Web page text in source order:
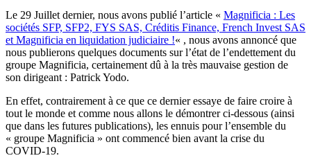
Le 29 Juillet dernier, nous avons publié l’article « Magnificia : Les
sociétés SFP, SFP2, FYS SAS, Créditis Finance, French Invest SAS
et Magnificia en liquidation judiciaire !« , nous avons annoncé que
nous publierons quelques documents sur l’état de l’endettement du
groupe Magnificia, certainement dû à la très mauvaise gestion de
son dirigeant : Patrick Yodo.
En effet, contrairement à ce que ce dernier essaye de faire croire à
tout le monde et comme nous allons le démontrer ci-dessous (ainsi
que dans les futures publications), les ennuis pour l’ensemble du
« groupe Magnificia » ont commencé bien avant la crise du
COVID-19.